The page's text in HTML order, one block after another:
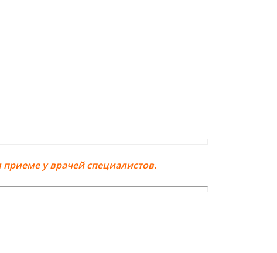
у врачей специалистов.